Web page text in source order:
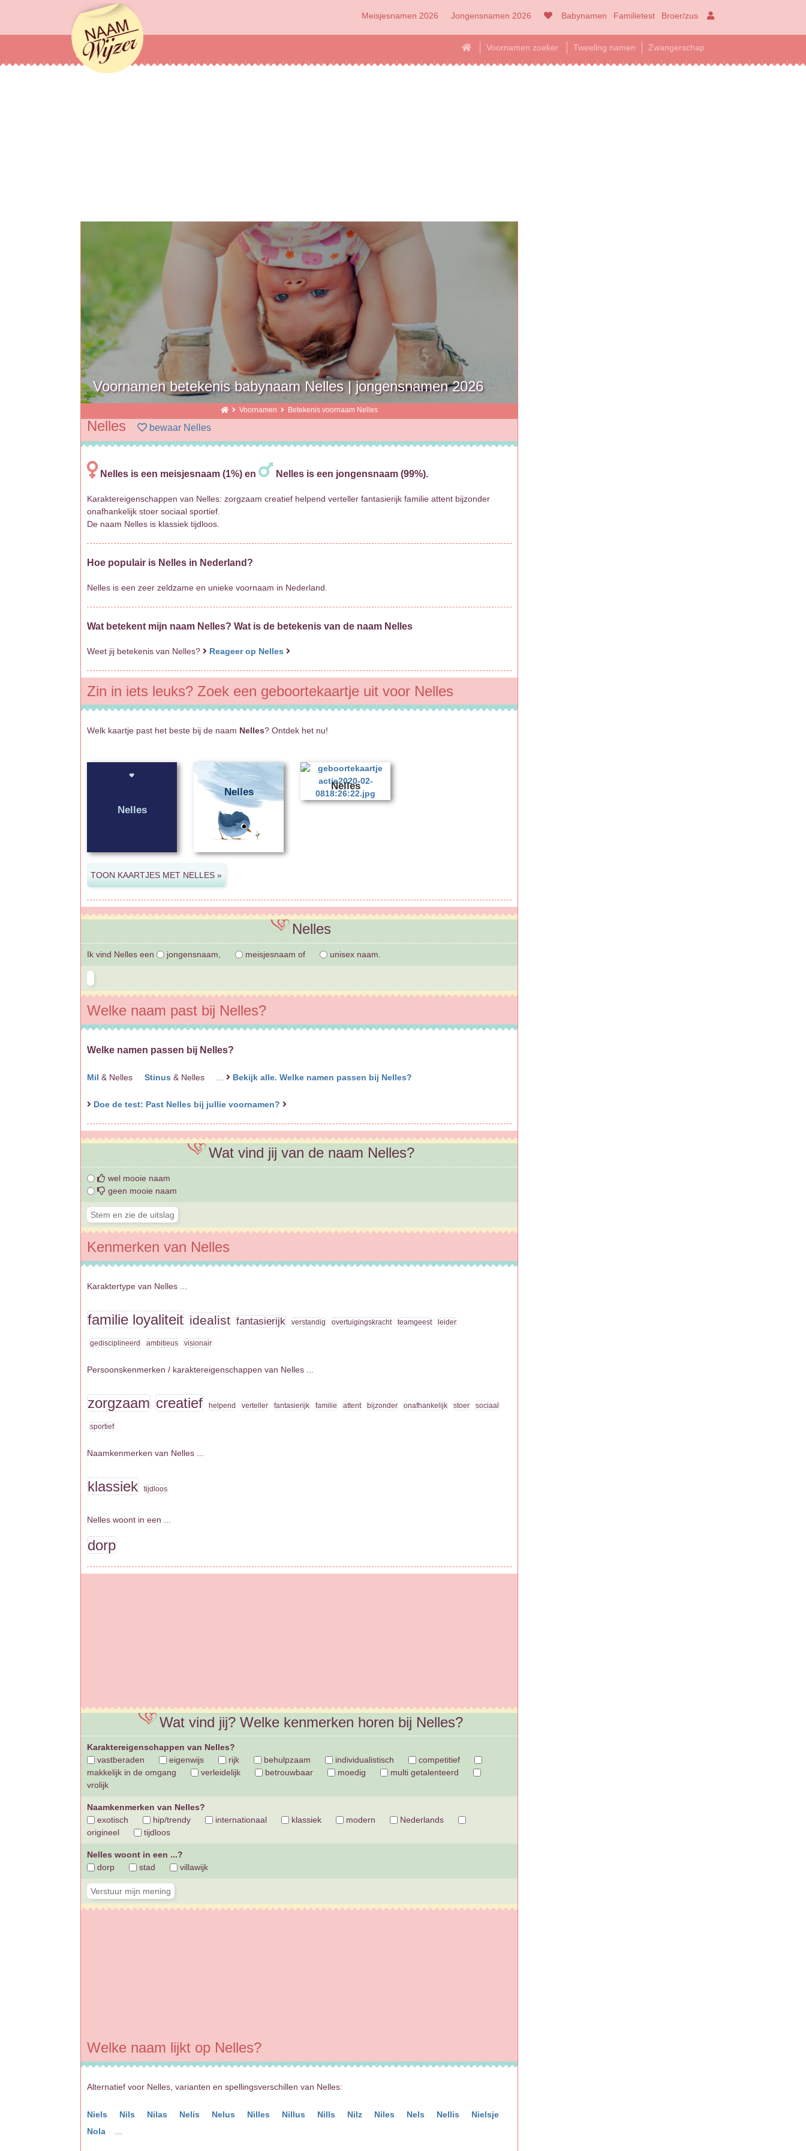
Meisjesnamen 2026 Jongensnamen 2026 Babynamen Familietest Broer/zus
Voornamen zoeker Tweeling namen Zwangerschap
Voornamen betekenis babynaam Nelles | jongensnamen 2026
Voornamen Betekenis voornaam Nelles
Nelles bewaar Nelles
Nelles is een meisjesnaam (1%) en Nelles is een jongensnaam (99%).
Karaktereigenschappen van Nelles: zorgzaam creatief helpend verteller fantasierijk familie attent bijzonder
onafhankelijk stoer sociaal sportief.
De naam Nelles is klassiek tijdloos.
Hoe populair is Nelles in Nederland?
Nelles is een zeer zeldzame en unieke voornaam in Nederland.
Wat betekent mijn naam Nelles? Wat is de betekenis van de naam Nelles
Weet jij betekenis van Nelles? Reageer op Nelles
Zin in iets leuks? Zoek een geboortekaartje uit voor Nelles
Welk kaartje past het beste bij de naam Nelles? Ontdek het nu!
Nelles
Nelles
Nelles
Nelles
Ik vind Nelles een jongensnaam, meisjesnaam of unisex naam.
Welke naam past bij Nelles?
Welke namen passen bij Nelles?
Mil & Nelles Stinus & Nelles ... Bekijk alle. Welke namen passen bij Nelles?
Doe de test: Past Nelles bij jullie voornamen?
Wat vind jij van de naam Nelles?
wel mooie naam
geen mooie naam
Kenmerken van Nelles
Karaktertype van Nelles ...
familie loyaliteit idealist fantasierijk verstandig overtuigingskracht teamgeest leider
gedisciplineerd ambitieus visionair
Persoonskenmerken / karaktereigenschappen van Nelles ...
zorgzaam creatief helpend verteller fantasierijk familie attent bijzonder onafhankelijk stoer sociaal
sportief
Naamkenmerken van Nelles ...
klassiek tijdloos
Nelles woont in een ...
dorp
Wat vind jij? Welke kenmerken horen bij Nelles?
Karaktereigenschappen van Nelles?
vastberaden
eigenwijs rijk behulpzaam individualistisch
competitief
makkelijk in de omgang
verleidelijk betrouwbaar moedig
multi getalenteerd
vrolijk
Naamkenmerken van Nelles?
exotisch
hip/trendy internationaal klassiek modern
Nederlands
origineel
tijdloos
Nelles woont in een ...?
dorp
stad villawijk
Welke naam lijkt op Nelles?
Alternatief voor Nelles, varianten en spellingsverschillen van Nelles:
Niels Nils Nilas Nelis Nelus Nilles Nillus Nills Nilz Niles Nels Nellis
Nielsje
Nola